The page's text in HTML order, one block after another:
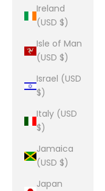
Ireland
(USD $)
Isle of Man
(USD $)
Israel (USD
$)
Italy (USD
$)
Jamaica
(USD $)
Japan